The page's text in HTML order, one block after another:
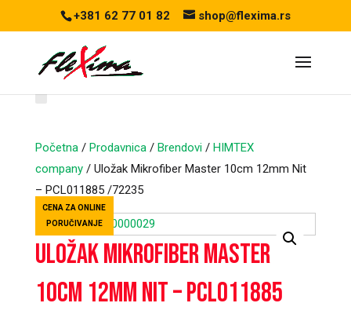
+381 62 77 01 82 shop@flexima.rs
Početna/ Prodavnica/ Brendovi/ HIMTEX
company/ Uložak Mikrofiber Master 10cm 12mm Nit
– PCL011885 /72235
CENA ZA ONLINE
PORUČIVANJE
Uložak Mikrofiber Master
10cm 12mm Nit – PCL011885